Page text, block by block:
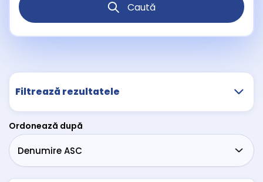
Caută
Filtrează rezultatele
Ordonează după